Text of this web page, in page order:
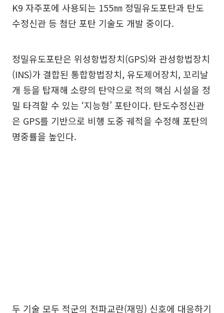
K9 자주포에 사용되는 155㎜ 정밀유도포탄과 탄도
수정신관 등 첨단 포탄 기술도 개발 중이다.
정밀유도포탄은 위성항법장치(GPS)와 관성항법장치
(INS)가 결합된 통합항법장치, 유도제어장치, 꼬리날
개 등을 탑재해 소량의 탄약으로 적의 핵심 시설을 정
밀 타격할 수 있는 ‘지능형’ 포탄이다. 탄도수정신관
은 GPS를 기반으로 비행 도중 궤적을 수정해 포탄의
명중률을 높인다.
두 기술 모두 적군의 전파교란(재밍) 신호에 대응하기